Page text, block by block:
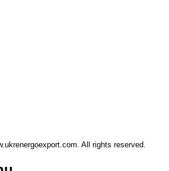
All rights reserved.